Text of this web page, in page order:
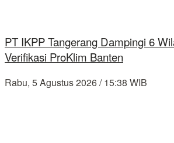
PT IKPP Tangerang Dampingi 6
Verifikasi ProKlim Banten
Rabu, 5 Agustus 2026 / 15:38 WIB